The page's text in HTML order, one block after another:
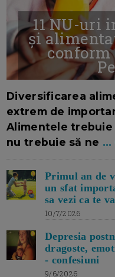
11 NU-uri
și
conform
Diversificarea
extrem de
Alimentele
nu trebuie să ne ...
Primul an de
un sfat
sa vezi ca te
10/7/2026
Depresia
dragoste,
- confesiuni
9/6/2026